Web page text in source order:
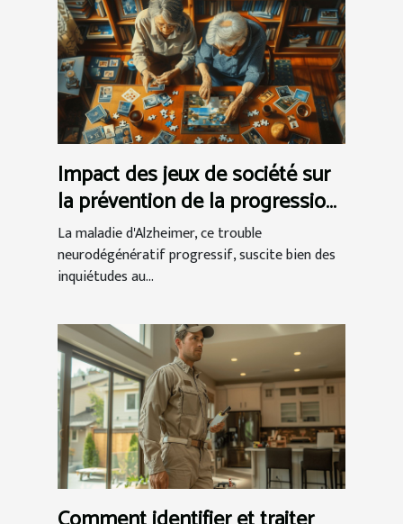
Impact des jeux de société sur
la prévention de la progression
d'Alzheimer
La maladie d'Alzheimer, ce trouble
neurodégénératif progressif, suscite bien des
inquiétudes au...